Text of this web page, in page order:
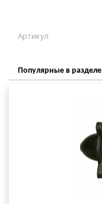
Артикул
Популярные в разделе